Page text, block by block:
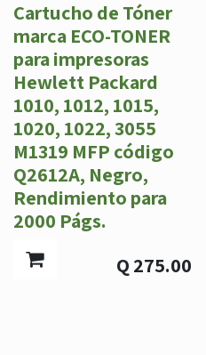
Cartucho de Tóner
marca ECO-TONER
para impresoras
Hewlett Packard
1010, 1012, 1015,
1020, 1022, 3055
M1319 MFP código
Q2612A, Negro,
Rendimiento para
2000 Págs.
Q 275.00